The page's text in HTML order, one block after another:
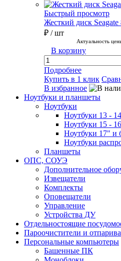
Быстрый просмотр
Жесткий диск
₽ / шт
Актуальность
В корзину
Подробнее
Купить в 1 клик
В избранное
Ноутбуки и планшеты
Ноутбуки
Ноутбуки 13 -
Ноутбуки 15 -
Ноутбуки 17" и
Ноутбуки
Планшеты
ОПС, СОУЭ
Дополнительное
Извещатели
Комплекты
Оповещатели
Управление
Устройства ДУ
Отдельностоящие
Пароочистители и
Персональные компьютеры
Башенные ПК